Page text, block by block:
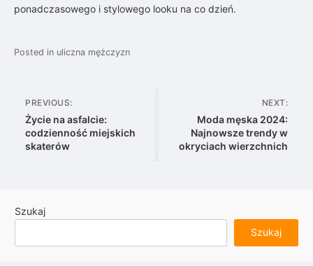
ponadczasowego i stylowego looku na co dzień.
Posted in uliczna mężczyzn
Nawigacja
wpisu
PREVIOUS:
Życie na asfalcie:
codzienność miejskich
skaterów
NEXT:
Moda męska 2024:
Najnowsze trendy w
okryciach wierzchnich
Szukaj
Szukaj